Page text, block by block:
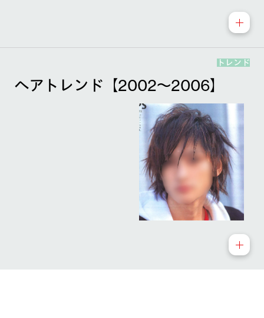
トレンド
ヘアトレンド【2002～2006】